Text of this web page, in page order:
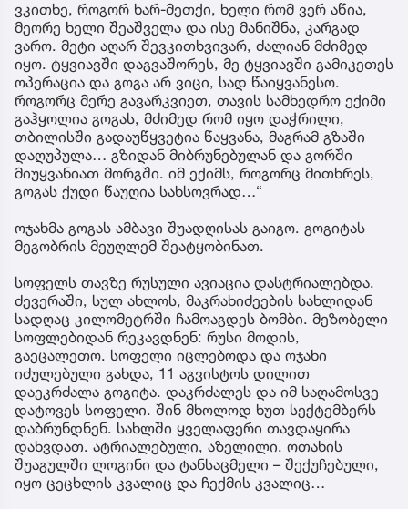
ვკითხე, როგორ ხარ-მეთქი, ხელი რომ ვერ აწია,
მეორე ხელი შეაშველა და ისე მანიშნა, კარგად
ვარო. მეტი აღარ შევკითხვივარ, ძალიან მძიმედ
იყო. ტყვიავში დაგვაშორეს, მე ტყვიავში გამიკეთეს
ოპერაცია და გოგა არ ვიცი, სად წაიყვანესო.
როგორც მერე გავარკვიეთ, თავის სამხედრო ექიმი
გაჰყოლია გოგას, მძიმედ რომ იყო დაჭრილი,
თბილისში გადაუწყვეტია წაყვანა, მაგრამ გზაში
დაღუპულა… გზიდან მიბრუნებულან და გორში
მიუყვანიათ მორგში. იმ ექიმს, როგორც მითხრეს,
გოგას ქუდი წაუღია სახსოვრად…“
ოჯახმა გოგას ამბავი შუადღისას გაიგო. გოგიტას
მეგობრის მეუღლემ შეატყობინათ.
სოფელს თავზე რუსული ავიაცია დასტრიალებდა.
ძევერაში, სულ ახლოს, მაკრახიძეების სახლიდან
სადღაც კილომეტრში ჩამოაგდეს ბომბი. მეზობელი
სოფლებიდან რეკავდნენ: რუსი მოდის,
გაეცალეთო. სოფელი იცლებოდა და ოჯახი
იძულებული გახდა, 11 აგვისტოს დილით
დაეკრძალა გოგიტა. დაკრძალეს და იმ საღამოსვე
დატოვეს სოფელი. შინ მხოლოდ ხუთ სექტემბერს
დაბრუნდნენ. სახლში ყველაფერი თავდაყირა
დახვდათ. ატრიალებული, აზელილი. ოთახის
შუაგულში ლოგინი და ტანსაცმელი – შექუჩებული,
იყო ცეცხლის კვალიც და ჩექმის კვალიც…